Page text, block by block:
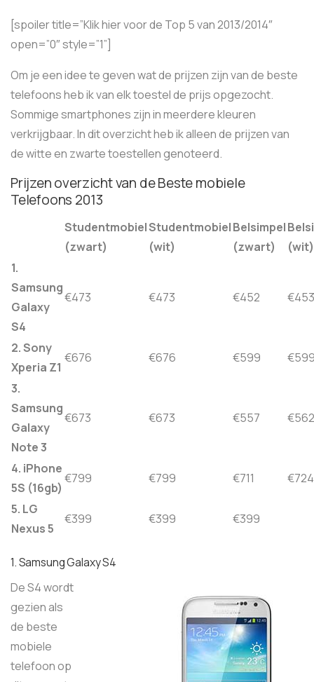
[spoiler title=”Klik hier voor de Top 5 van 2013/2014″
open=”0″ style=”1”]
Om je een idee te geven wat de prijzen zijn van de beste
telefoons heb ik van elk toestel de prijs opgezocht.
Sommige smartphones zijn in meerdere kleuren
verkrijgbaar. In dit overzicht heb ik alleen de prijzen van
de witte en zwarte toestellen genoteerd.
Prijzen overzicht van de Beste mobiele
Telefoons 2013
Studentmobiel
(zwart)
Studentmobiel
(wit)
Belsimpel
(zwart)
(wit)
1.
Samsung
Galaxy
S4
€473 €473 €452 €453
2. Sony
Xperia Z1
€676 €676 €599
3.
Samsung
Galaxy
Note 3
€673 €673 €557 €562
4. iPhone
5S (16gb)
€799 €799 €711
€724
5. LG
Nexus 5
€399 €399 €399
1. Samsung Galaxy S4
De S4 wordt
gezien als
de beste
mobiele
telefoon op